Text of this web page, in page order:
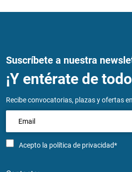
Suscríbete a nuestra
¡Y entérate de
Recibe convocatorias, plazas y ofertas
Acepto la política de privacidad*